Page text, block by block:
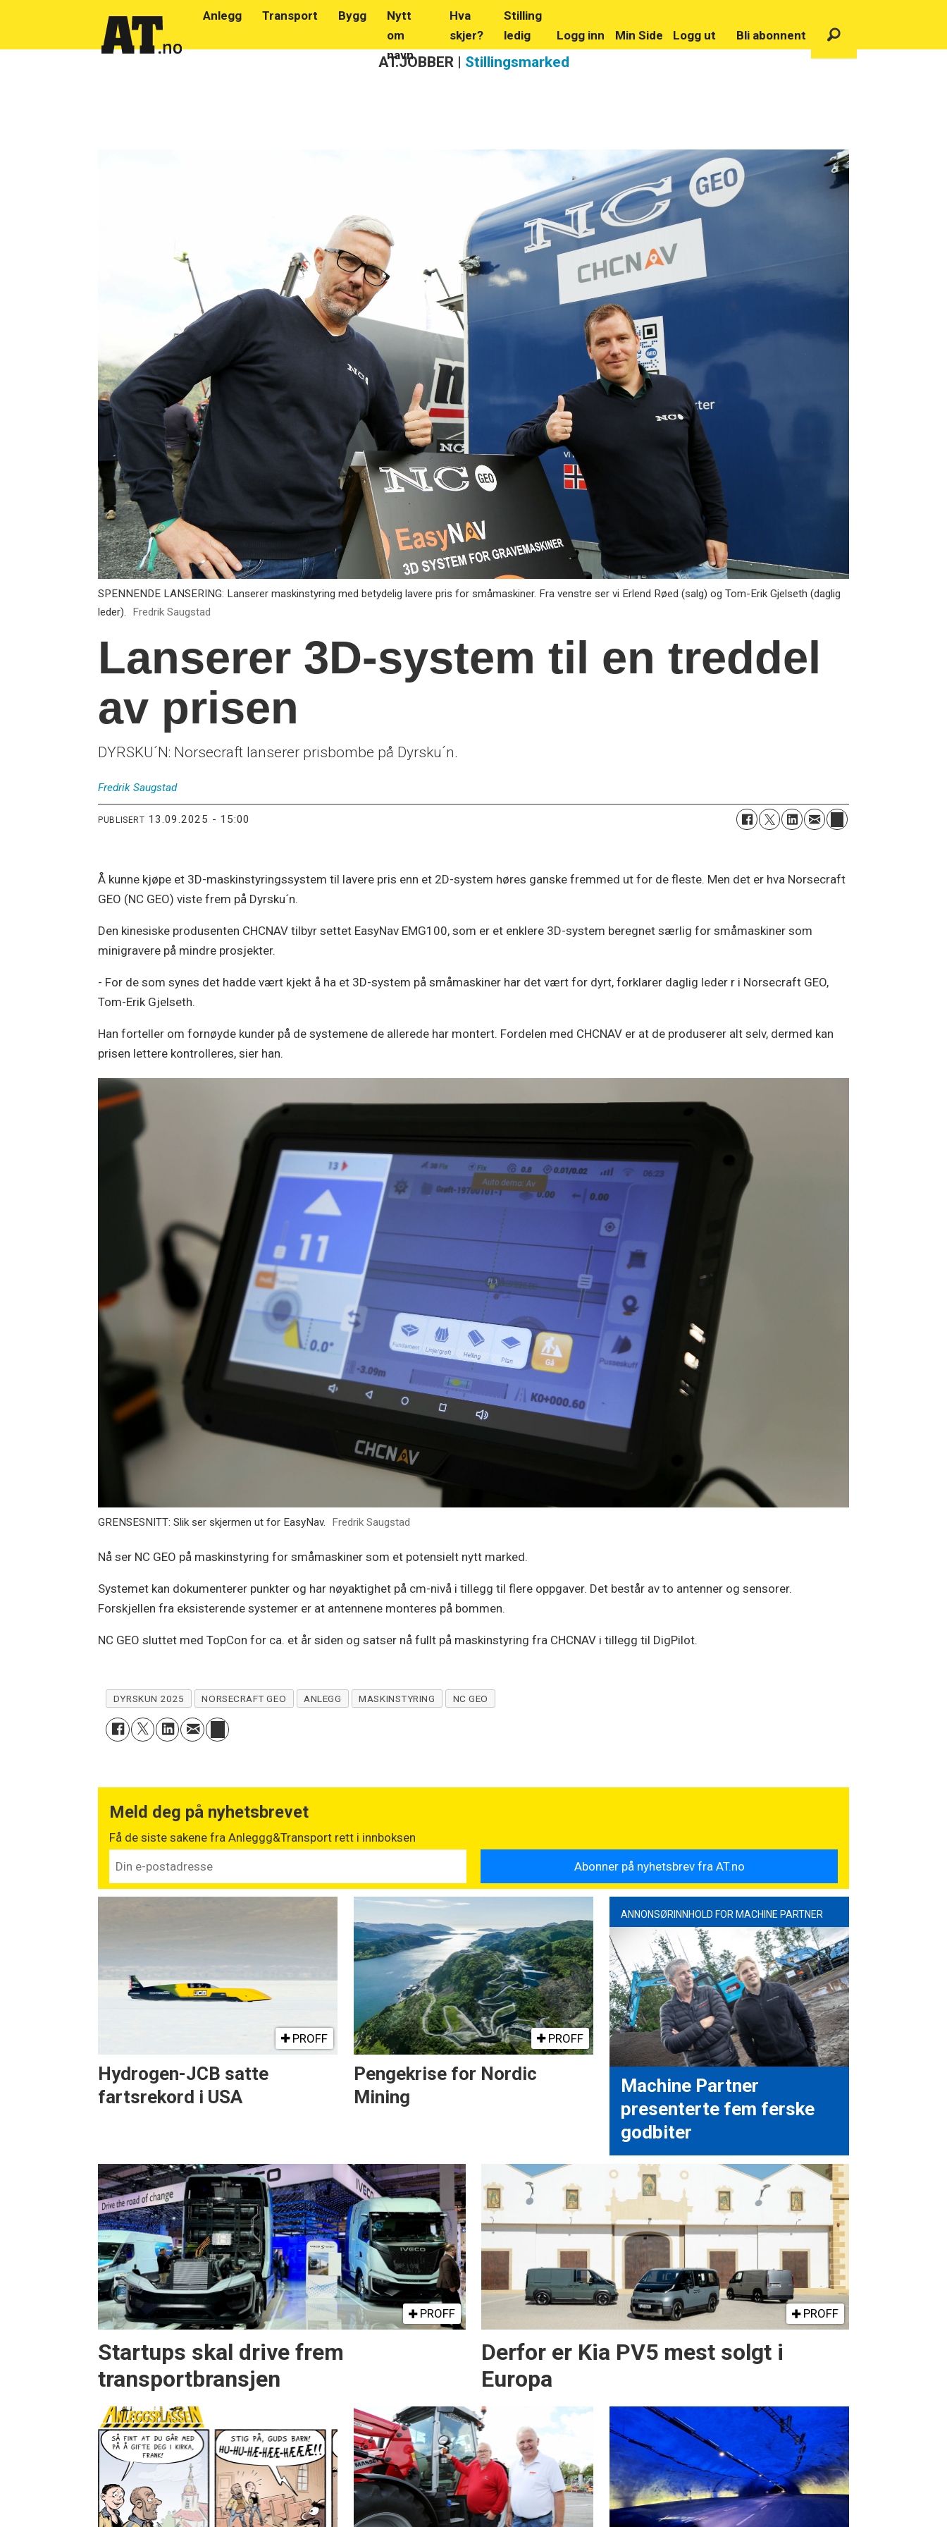
Anlegg Transport Bygg
Nytt
om
navn
Hva
skjer?
Stilling
ledig
Logg inn Min Side Logg ut Bli abonnent
AT.JOBBER | Stillingsmarked
SPENNENDE LANSERING: Lanserer maskinstyring med betydelig lavere pris for småmaskiner. Fra venstre ser vi Erlend Røed (salg) og Tom-Erik Gjelseth (daglig
leder).
Fredrik Saugstad
Lanserer 3D-system til en treddel
av prisen
DYRSKU´N: Norsecraft lanserer prisbombe på Dyrsku´n.
Fredrik Saugstad
PUBLISERT 13.09.2025 - 15:00
Å kunne kjøpe et 3D-maskinstyringssystem til lavere pris enn et 2D-system høres ganske fremmed ut for de fleste. Men det er hva Norsecraft
GEO (NC GEO) viste frem på Dyrsku´n.
Den kinesiske produsenten CHCNAV tilbyr settet EasyNav EMG100, som er et enklere 3D-system beregnet særlig for småmaskiner som
minigravere på mindre prosjekter.
- For de som synes det hadde vært kjekt å ha et 3D-system på småmaskiner har det vært for dyrt, forklarer daglig leder r i Norsecraft GEO,
Tom-Erik Gjelseth.
Han forteller om fornøyde kunder på de systemene de allerede har montert. Fordelen med CHCNAV er at de produserer alt selv, dermed kan
prisen lettere kontrolleres, sier han.
GRENSESNITT: Slik ser skjermen ut for EasyNav. Fredrik Saugstad
Nå ser NC GEO på maskinstyring for småmaskiner som et potensielt nytt marked.
Systemet kan dokumenterer punkter og har nøyaktighet på cm-nivå i tillegg til flere oppgaver. Det består av to antenner og sensorer.
Forskjellen fra eksisterende systemer er at antennene monteres på bommen.
NC GEO sluttet med TopCon for ca. et år siden og satser nå fullt på maskinstyring fra CHCNAV i tillegg til DigPilot.
DYRSKUN 2025 NORSECRAFT GEO ANLEGG MASKINSTYRING NC GEO
Meld deg på nyhetsbrevet
Få de siste sakene fra Anleggg&Transport rett i innboksen
PROFF
Hydrogen-JCB satte
fartsrekord i USA
PROFF
Pengekrise for Nordic
Mining
ANNONSØRINNHOLD FOR MACHINE PARTNER
Machine Partner
presenterte fem ferske
godbiter
PROFF
Startups skal drive frem
transportbransjen
PROFF
Derfor er Kia PV5 mest solgt i
Europa